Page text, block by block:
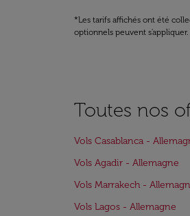
*Les tarifs affichés ont été
optionnels peuvent s'appliquer.
Toutes nos
Vols Casablanca -
Vols Agadir - Allemagne
Vols Marrakech -
Vols Lagos - Allemagne